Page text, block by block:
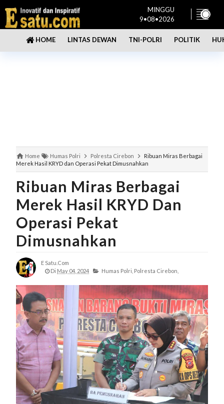
MINGGU
9•08•2026
HOME LINTAS DEWAN TNI-POLRI POLITIK
Home Humas Polri Polresta Cirebon
Ribuan Miras Berbagai
Merek Hasil KRYD dan Operasi Pekat Dimusnahkan
Ribuan Miras Berbagai
Merek Hasil KRYD Dan
Operasi Pekat
Dimusnahkan
E Satu.com
Di May 04, 2024 Humas Polri, Polresta Cirebon,